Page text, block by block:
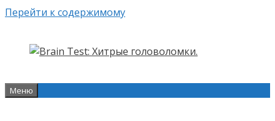
Перейти к содержимому
Меню